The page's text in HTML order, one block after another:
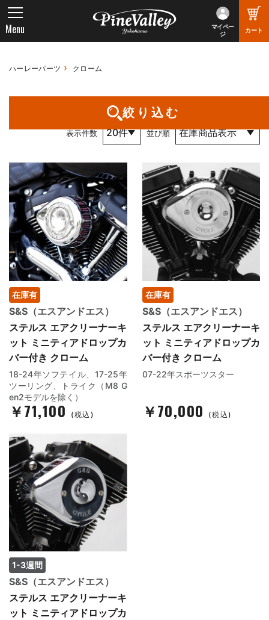
マイペー
ジ
カート
Menu
ハーレーパーツ クローム
絞り込む
1件～3件 （全3件） 1 / 1 ページ
表示件数 並び順
在庫有
S&S（エスアンドエス）
ステルス エアクリーナーキ
ット ミニティアドロップカ
バー付き クローム
18-24年ソフテイル、17-25年
ツーリング、トライク（M8 G
en2モデルを除く）
￥71,100 (税込)
在庫有
S&S（エスアンドエス）
ステルス エアクリーナーキ
ット ミニティアドロップカ
バー付き クローム
07-22年スポーツスター
￥70,000 (税込)
1-3週間
S&S（エスアンドエス）
ステルス エアクリーナーキ
ット ミニティアドロップカ